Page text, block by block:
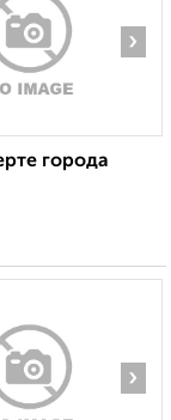
›
города
›